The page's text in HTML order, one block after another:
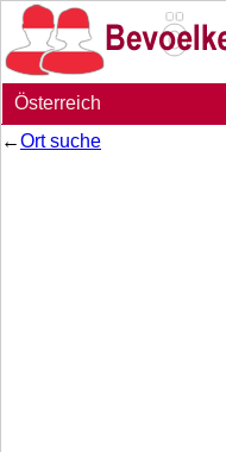
Österreich
←Ort suche